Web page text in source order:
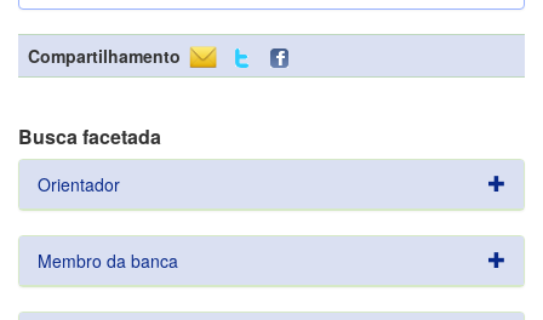
Compartilhamento
Busca facetada
Orientador
Membro da banca